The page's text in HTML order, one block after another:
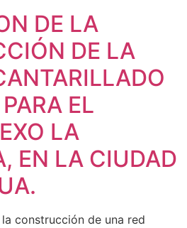
DE LA
DE LA
EL
LA
EN LA CIUDAD
construcción de una red